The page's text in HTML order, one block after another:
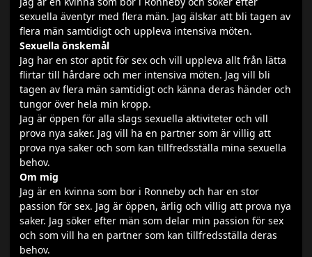
sexuella äventyr med flera män. Jag älskar att bli tagen av
flera män samtidigt och uppleva intensiva möten.
Sexuella önskemål
Jag har en stor aptit för sex och vill uppleva allt från lätta
flirtar till hårdare och mer intensiva möten. Jag vill bli
tagen av flera män samtidigt och känna deras händer och
tungor över hela min kropp.
Jag är öppen för alla slags sexuella aktiviteter och vill
prova nya saker. Jag vill ha en partner som är villig att
prova nya saker och som kan tillfredsställa mina sexuella
behov.
Om mig
Jag är en kvinna som bor i Ronneby och har en stor
passion för sex. Jag är öppen, ärlig och villig att prova nya
saker. Jag söker efter män som delar min passion för sex
och som vill ha en partner som kan tillfredsställa deras
behov.